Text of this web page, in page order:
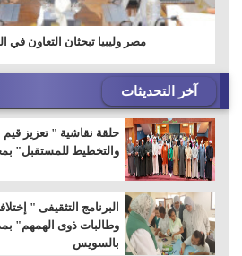
مصر وليبيا تبحثان التعاون
آخر التحديثات
حلقة نقاشية " تعزيز قيم
والتخطيط للمستقبل"
البرنامج التثقيفى "
وطالبات ذوى الهمهم"
بالسويس